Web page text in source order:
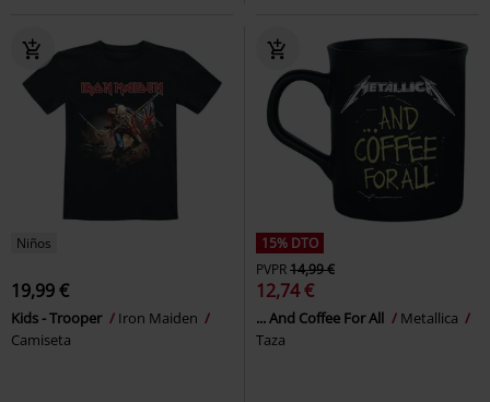
Niños
19,99 €
Kids - Trooper
Iron Maiden
Camiseta
15% DTO
PVPR14,99 €
12,74 €
... And Coffee For All
Metallica
Taza